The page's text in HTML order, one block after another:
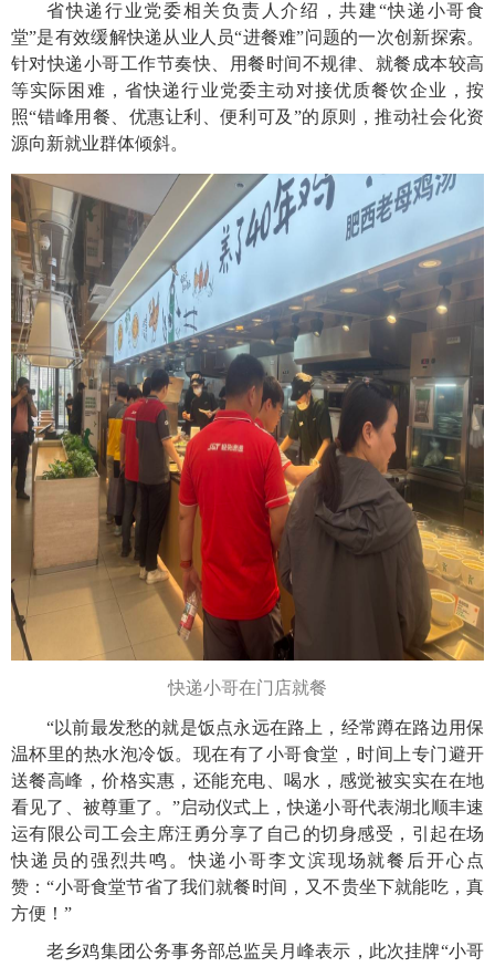
省快递行业党委相关负责人介绍，共建“快递小哥食
堂”是有效缓解快递从业人员“进餐难”问题的一次创新探索。
针对快递小哥工作节奏快、用餐时间不规律、就餐成本较高
等实际困难，省快递行业党委主动对接优质餐饮企业，按
照“错峰用餐、优惠让利、便利可及”的原则，推动社会化资
源向新就业群体倾斜。
快递小哥在门店就餐
“以前最发愁的就是饭点永远在路上，经常蹲在路边用保
温杯里的热水泡冷饭。现在有了小哥食堂，时间上专门避开
送餐高峰，价格实惠，还能充电、喝水，感觉被实实在在地
看见了、被尊重了。”启动仪式上，快递小哥代表湖北顺丰速
运有限公司工会主席汪勇分享了自己的切身感受，引起在场
快递员的强烈共鸣。快递小哥李文滨现场就餐后开心点
赞：“小哥食堂节省了我们就餐时间，又不贵坐下就能吃，真
方便！”
老乡鸡集团公务事务部总监吴月峰表示，此次挂牌“小哥